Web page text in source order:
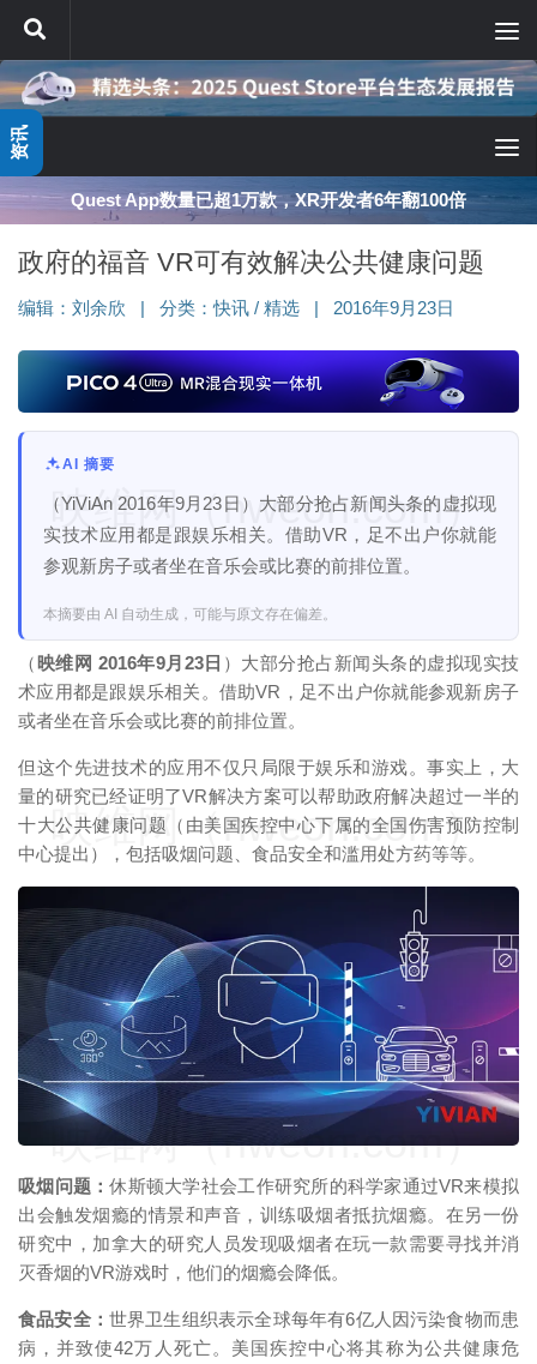
跳至内容
Quest App数量已超1万款，XR开发者6年翻100倍
政府的福音 VR可有效解决公共健康问题
编辑： 刘余欣 分类：快讯 / 精选 2016年9月23日
AI 摘要
（YiViAn 2016年9月23日）大部分抢占新闻头条的虚拟现
实技术应用都是跟娱乐相关。借助VR，足不出户你就能
参观新房子或者坐在音乐会或比赛的前排位置。
本摘要由 AI 自动生成，可能与原文存在偏差。
（ 映维网 2016年9月23日 ）大部分抢占新闻头条的虚拟现实技
术应用都是跟娱乐相关。借助VR，足不出户你就能参观新房子
或者坐在音乐会或比赛的前排位置。
但这个先进技术的应用不仅只局限于娱乐和游戏。事实上，大
量的研究已经证明了VR解决方案可以帮助政府解决超过一半的
十大公共健康问题（由美国疾控中心下属的全国伤害预防控制
中心提出），包括吸烟问题、食品安全和滥用处方药等等。
吸烟问题：休斯顿大学社会工作研究所的科学家通过VR来模拟
出会触发烟瘾的情景和声音，训练吸烟者抵抗烟瘾。在另一份
研究中，加拿大的研究人员发现吸烟者在玩一款需要寻找并消
灭香烟的VR游戏时，他们的烟瘾会降低。
食品安全： 世界卫生组织表示全球每年有6亿人因污染食物而患
病，并致使42万人死亡。美国疾控中心将其称为公共健康危
映维网（nweon.com）
映维网（nweon.com）
映维网（nweon.com）
资讯